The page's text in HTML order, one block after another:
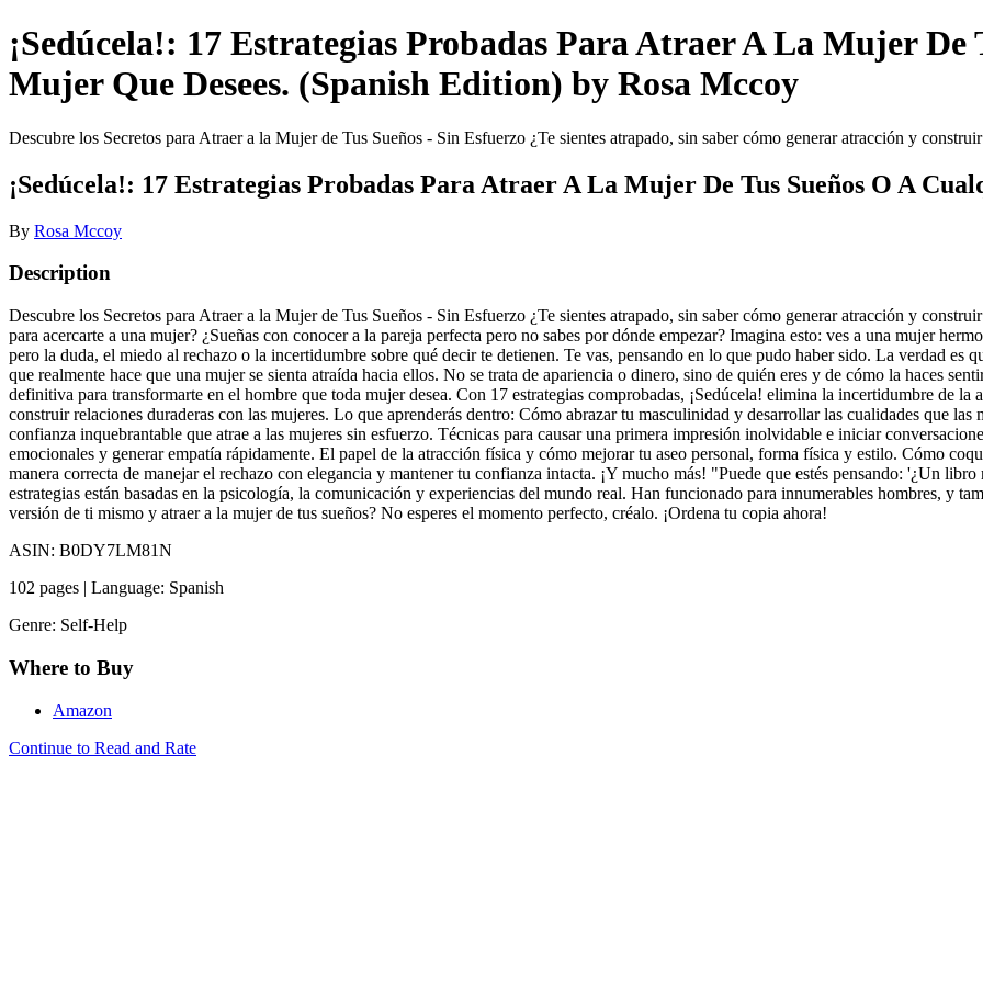
¡Sedúcela!: 17 Estrategias Probadas Para Atraer A La Mujer De
Mujer Que Desees. (Spanish Edition) by Rosa Mccoy
Descubre los Secretos para Atraer a la Mujer de Tus Sueños - Sin Esfuerzo ¿Te sientes atrapado, sin saber cómo generar atracción y
¡Sedúcela!: 17 Estrategias Probadas Para Atraer A La Mujer De Tus Sueños O A
By Rosa Mccoy
Description
Descubre los Secretos para Atraer a la Mujer de Tus Sueños - Sin Esfuerzo ¿Te sientes atrapado, sin saber cómo generar atracción y
para acercarte a una mujer? ¿Sueñas con conocer a la pareja perfecta pero no sabes por dónde empezar? Imagina esto: ves a una mujer
pero la duda, el miedo al rechazo o la incertidumbre sobre qué decir te detienen. Te vas, pensando en lo que pudo haber sido. La verdad es
que realmente hace que una mujer se sienta atraída hacia ellos. No se trata de apariencia o dinero, sino de quién eres y de cómo la haces
definitiva para transformarte en el hombre que toda mujer desea. Con 17 estrategias comprobadas, ¡Sedúcela! elimina la incertidumbre de
construir relaciones duraderas con las mujeres. Lo que aprenderás dentro: Cómo abrazar tu masculinidad y desarrollar las cualidades que
confianza inquebrantable que atrae a las mujeres sin esfuerzo. Técnicas para causar una primera impresión inolvidable e iniciar
emocionales y generar empatía rápidamente. El papel de la atracción física y cómo mejorar tu aseo personal, forma física y estilo. Cómo
manera correcta de manejar el rechazo con elegancia y mantener tu confianza intacta. ¡Y mucho más! "Puede que estés pensando: '¿Un libro
estrategias están basadas en la psicología, la comunicación y experiencias del mundo real. Han funcionado para innumerables hombres, y
versión de ti mismo y atraer a la mujer de tus sueños? No esperes el momento perfecto, créalo. ¡Ordena tu copia ahora!
ASIN: B0DY7LM81N
102 pages | Language: Spanish
Genre: Self-Help
Where to Buy
Amazon
Continue to Read and Rate